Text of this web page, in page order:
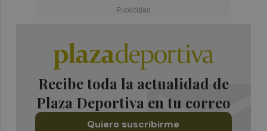
Recibe toda la actualidad de
Plaza Deportiva en tu correo
Quiero suscribirme